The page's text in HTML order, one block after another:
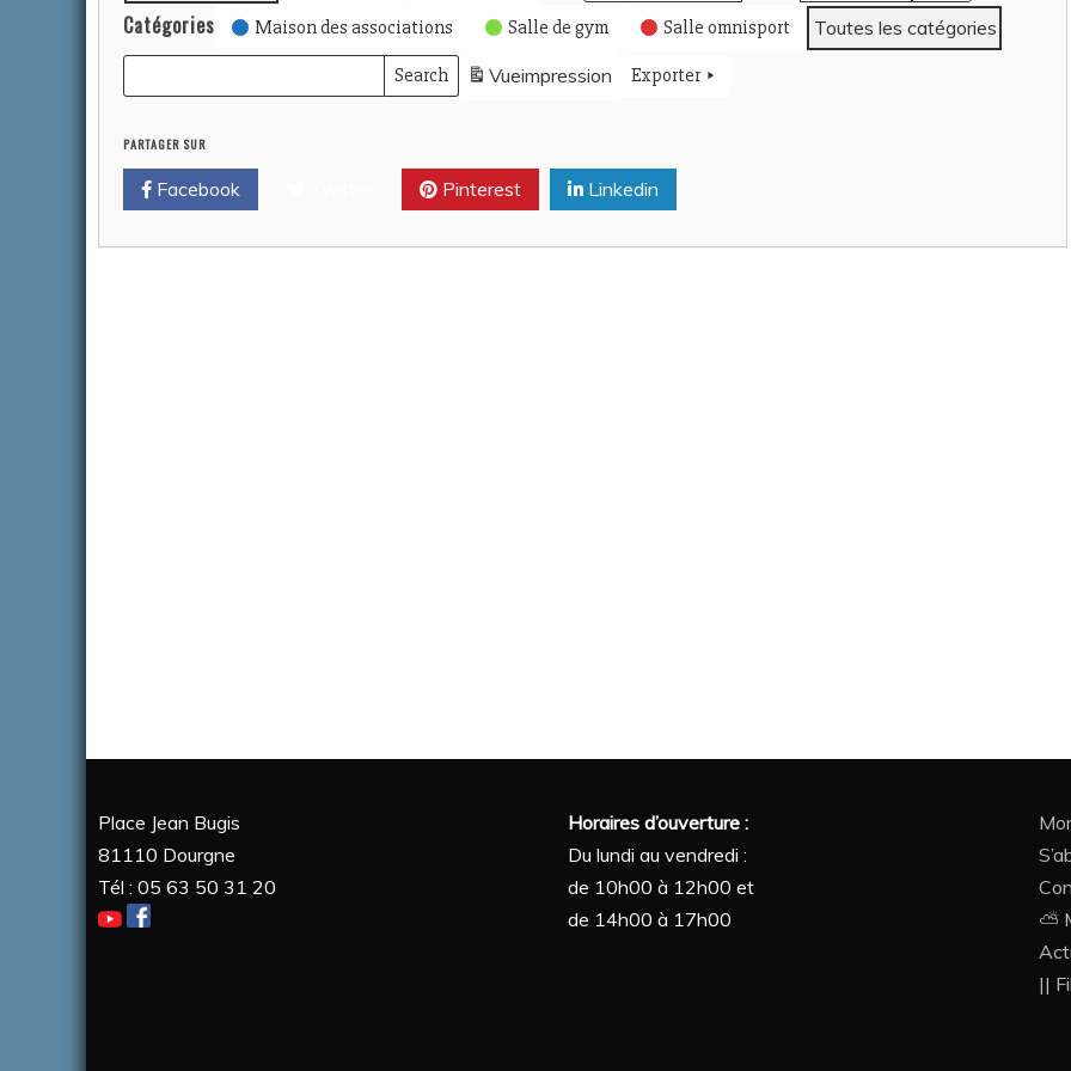
Catégories Maison des associations Salle de gym Salle omnisport Toutes les catégories
Rechercher
Search
Events
Vueimpression Exporter
PARTAGER SUR
Facebook Pinterest Linkedin
Place Jean Bugis
81110 Dourgne
Tél : 05 63 50 31 20
Horaires d’ouverture :
Du lundi au vendredi :
de 10h00 à 12h00 et
de 14h00 à 17h00
⛅
||